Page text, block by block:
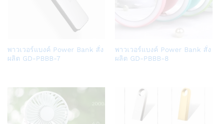
Add
to
พาวเวอร์แบงค์ Power Bank สั่ง
ผลิต GD-PBBB-7
Add
to
พาวเวอร์แบงค์ Power Bank สั่ง
ผลิต GD-PBBB-8